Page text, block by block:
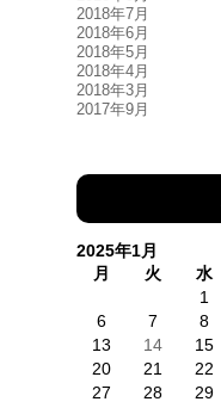
2018年7月
2018年6月
2018年5月
2018年4月
2018年3月
2017年9月
2025年1月
月
火 水
1
6
7 8
13
14 15
20
21 22
27
28 29